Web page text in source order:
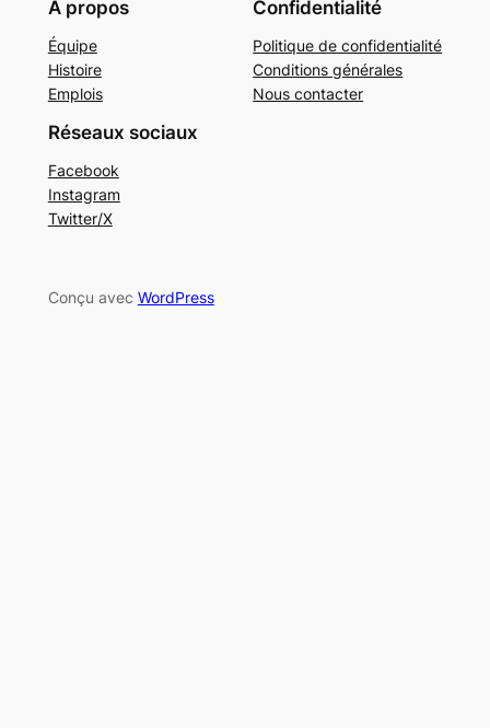
À propos
Équipe
Histoire
Emplois
Confidentialité
Politique de confidentialité
Conditions générales
Nous contacter
Réseaux sociaux
Facebook
Instagram
Twitter/X
Conçu avec WordPress